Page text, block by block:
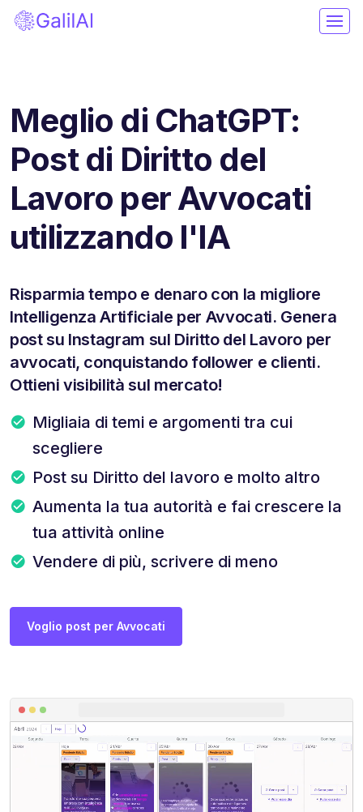
Meglio di ChatGPT:
Post di Diritto del
Lavoro per Avvocati
utilizzando l'IA
Risparmia tempo e denaro con la migliore
Intelligenza Artificiale per Avvocati. Genera
post su Instagram sul Diritto del Lavoro per
avvocati, conquistando follower e clienti.
Ottieni visibilità sul mercato!
Migliaia di temi e argomenti tra cui
scegliere
Post su Diritto del lavoro e molto altro
Aumenta la tua autorità e fai crescere la
tua attività online
Vendere di più, scrivere di meno
Voglio post per Avvocati